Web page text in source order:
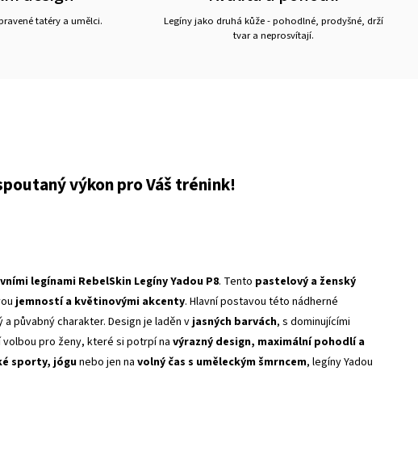
tatéry a umělci.
Legíny jako druhá kůže - pohodlné, prodyšné, drží
tvar a neprosvítají.
výkon pro Váš trénink!
legínami RebelSkin Legíny Yadou P8. Tento pastelový a ženský
jemností a květinovými akcenty. Hlavní postavou této nádherné
půvabný charakter. Design je laděn v jasných barvách, s dominujícími
pro ženy, které si potrpí na výrazný design, maximální pohodlí a
sporty, jógunebo jen na volný čas s uměleckým šmrncem, legíny Yadou